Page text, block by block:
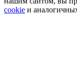
cookie и